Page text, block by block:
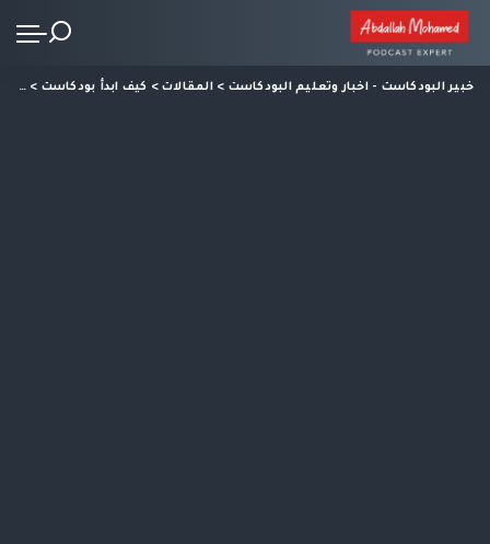
خبير البودكاست - اخبار وتعليم البودكاست >المقالات> كيف ابدأ بودكاست >